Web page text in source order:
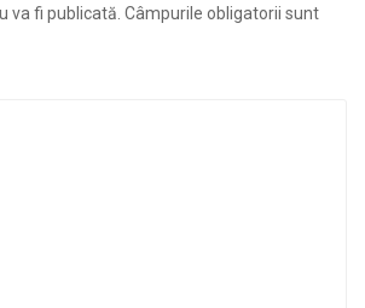
va fi publicată. Câmpurile obligatorii sunt